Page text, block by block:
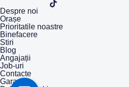
Despre noi
Orașe
Prioritatile noastre
Binefacere
Stiri
Blog
Angajații
Job-uri
Contacte
Garanție